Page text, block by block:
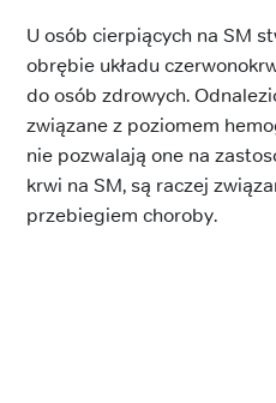
U osób cierpiących na SM
obrębie układu
do osób zdrowych.
związane z poziomem
nie pozwalają one na
krwi na SM, są raczej
przebiegiem choroby.